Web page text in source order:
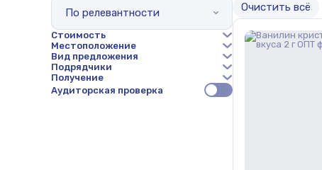
По релевантности
Стоимость
Местоположение
Вид предложения
Подрядчики
Получение
Аудиторская проверка
Oчистить всё